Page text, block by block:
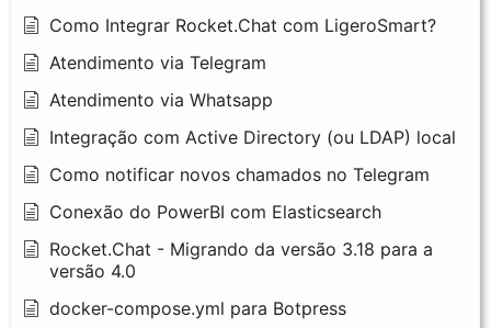
Como Integrar Rocket.Chat com LigeroSmart?
Atendimento via Telegram
Atendimento via Whatsapp
Integração com Active Directory (ou LDAP) local
Como notificar novos chamados no Telegram
Conexão do PowerBI com Elasticsearch
Rocket.Chat - Migrando da versão 3.18 para a
versão 4.0
docker-compose.yml para Botpress